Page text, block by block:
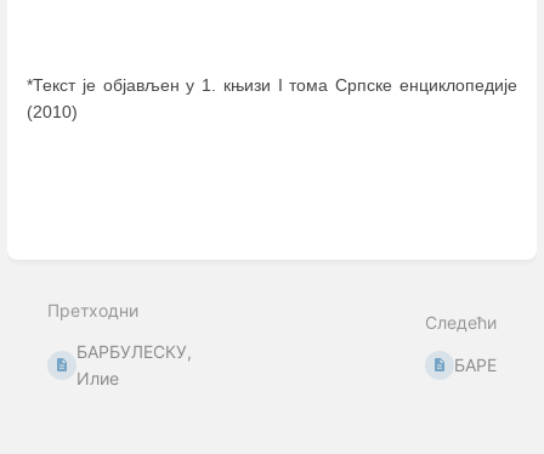
*Текст је објављен у 1. књизи I тома Српске енциклопедије
(2010)
Претходни
БАРБУЛЕСКУ,
Илие
Следећи
БАРЕ